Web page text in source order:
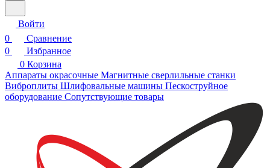
Войти
0
Сравнение
0
Избранное
0 Корзина
Аппараты окрасочные Магнитные сверлильные станки
Виброплиты Шлифовальные машины Пескоструйное
оборудование Сопутствующие товары